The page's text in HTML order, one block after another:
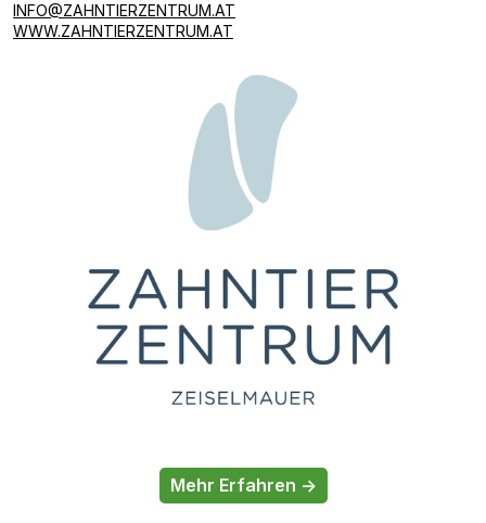
Mehr Erfahren ->
INFO@ZAHNTIERZENTRUM.AT
WWW.ZAHNTIERZENTRUM.AT